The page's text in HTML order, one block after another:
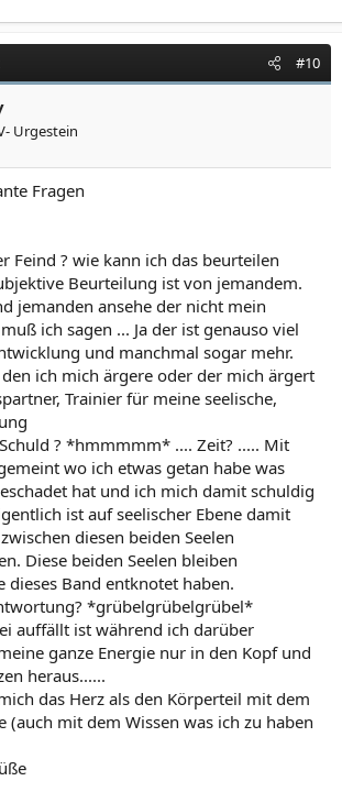
#10
Urgestein
Fragen
Feind ? wie kann ich das beurteilen
Beurteilung ist von jemandem.
jemanden ansehe der nicht mein
ich sagen ... Ja der ist genauso viel
und manchmal sogar mehr.
ich mich ärgere oder der mich ärgert
Trainier für meine seelische,
? *hmmmmm* .... Zeit? ..... Mit
wo ich etwas getan habe was
hat und ich mich damit schuldig
ist auf seelischer Ebene damit
diesen beiden Seelen
Diese beiden Seelen bleiben
dieses Band entknotet haben.
*grübelgrübelgrübel*
auffällt ist während ich darüber
ganze Energie nur in den Kopf und
heraus......
das Herz als den Körperteil mit dem
(auch mit dem Wissen was ich zu haben